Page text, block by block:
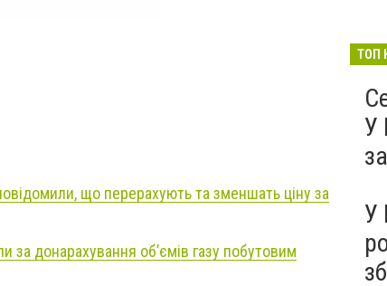
що перерахують та зменшать ціну за
за донарахування об’ємів газу побутовим
ТОП
У
У